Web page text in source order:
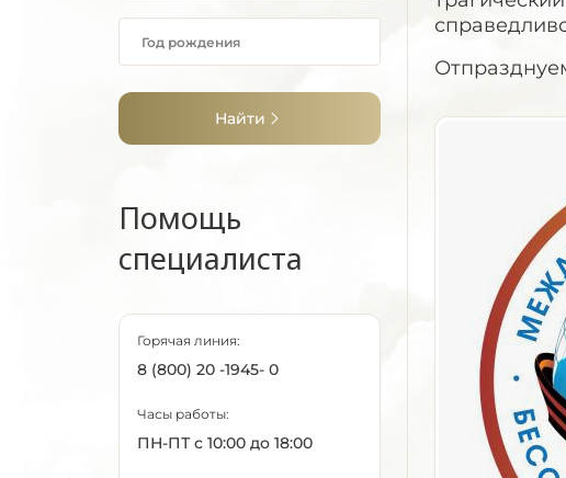
Найти
Помощь
специалиста
Горячая линия:
8 (800) 20 -1945- 0
Часы работы:
ПН-ПТ с 10:00 до 18:00